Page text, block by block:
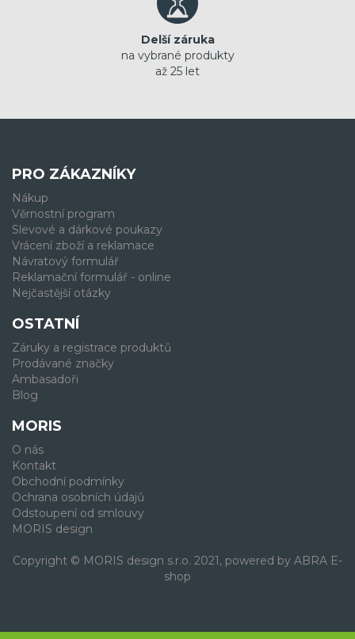
Delší záruka
na vybrané produkty
až 25 let
PRO ZÁKAZNÍKY
Nákup
Věrnostní program
Slevové a dárkové poukazy
Vrácení zboží a reklamace
Návratový formulář
Reklamační formulář - online
Nejčastější otázky
OSTATNÍ
Záruky a registrace produktů
Prodávané značky
Ambasadoři
Blog
MORIS
O nás
Kontakt
Obchodní podmínky
Ochrana osobních údajů
Odstoupení od smlouvy
MORIS design
Copyright © MORIS design s.r.o. 2021, powered by ABRA E-
shop